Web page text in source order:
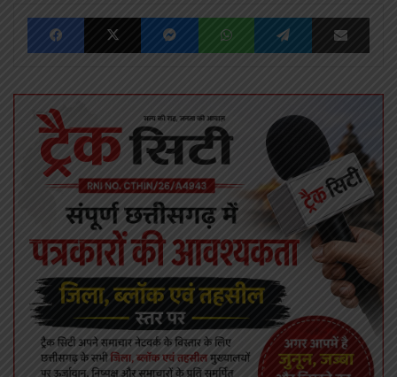
FacebookX MessengerWhatsAppTelegram Share via Email